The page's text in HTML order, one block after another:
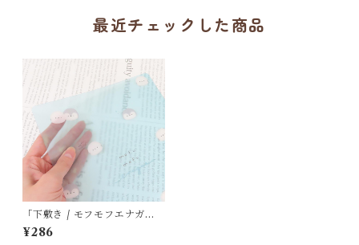
最近チェックした商品
「下敷き / モフモフエナガ
ズ」シマエナガとペンギンの
お顔 / B5サイズ / クリア素材
¥286